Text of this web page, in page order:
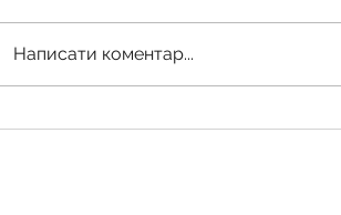
Написати коментар...